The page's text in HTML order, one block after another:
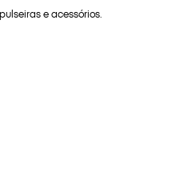
e acessórios.